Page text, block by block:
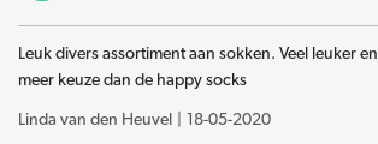
Leuk divers assortiment aan sokken. Veel leuker en
meer keuze dan de happy socks
Linda van den Heuvel 18-05-2020